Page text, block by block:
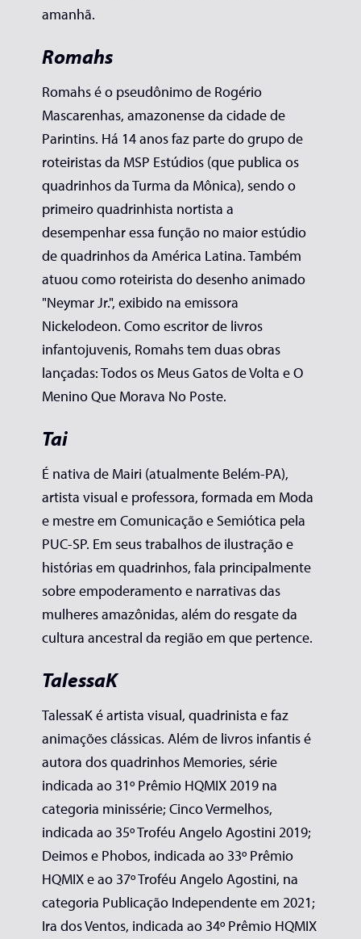
amanhã.
Romahs
Romahs é o pseudônimo de Rogério
Mascarenhas, amazonense da cidade de
Parintins. Há 14 anos faz parte do grupo de
roteiristas da MSP Estúdios (que publica os
quadrinhos da Turma da Mônica), sendo o
primeiro quadrinhista nortista a
desempenhar essa função no maior estúdio
de quadrinhos da América Latina. Também
atuou como roteirista do desenho animado
"Neymar Jr.", exibido na emissora
Nickelodeon. Como escritor de livros
infantojuvenis, Romahs tem duas obras
lançadas: Todos os Meus Gatos de Volta e O
Menino Que Morava No Poste.
Tai
É nativa de Mairi (atualmente Belém-PA),
artista visual e professora, formada em Moda
e mestre em Comunicação e Semiótica pela
PUC-SP. Em seus trabalhos de ilustração e
histórias em quadrinhos, fala principalmente
sobre empoderamento e narrativas das
mulheres amazônidas, além do resgate da
cultura ancestral da região em que pertence.
TalessaK
TalessaK é artista visual, quadrinista e faz
animações clássicas. Além de livros infantis é
autora dos quadrinhos Memories, série
indicada ao 31º Prêmio HQMIX 2019 na
categoria minissérie; Cinco Vermelhos,
indicada ao 35º Troféu Angelo Agostini 2019;
Deimos e Phobos, indicada ao 33º Prêmio
HQMIX e ao 37º Troféu Angelo Agostini, na
categoria Publicação Independente em 2021;
Ira dos Ventos, indicada ao 34º Prêmio HQMIX